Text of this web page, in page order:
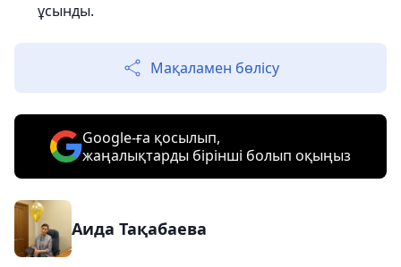
ұсынды.
Мақаламен бөлісу
Google-ға қосылып,
жаңалықтарды бірінші болып оқыңыз
Аида Тақабаева